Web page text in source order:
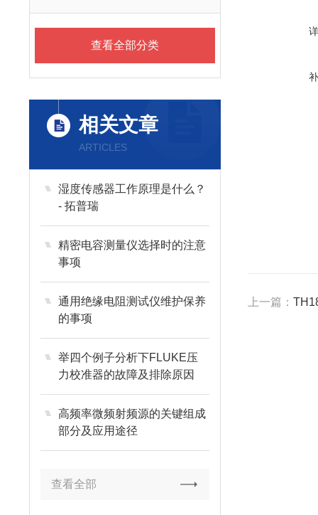
查看全部分类
相关文章
ARTICLES
湿度传感器工作原理是什么？
- 拓普瑞
精密电容测量仪选择时的注意
事项
通用绝缘电阻测试仪维护保养
的事项
举四个例子分析下FLUKE压
力校准器的故障及排除原因
高频率微频射频源的关键组成
部分及应用途径
查看全部
上一篇：